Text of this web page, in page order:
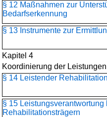
§ 12 Maßnahmen zur
Bedarfserkennung
§ 13 Instrumente zur
Kapitel 4
Koordinierung der Leistungen
§ 14 Leistender
§ 15 Leistungsverantwortung
Rehabilitationsträgern